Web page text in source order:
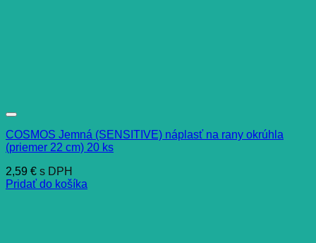
COSMOS Jemná (SENSITIVE) náplasť na rany okrúhla
(priemer 22 cm) 20 ks
2,59 € s DPH
Pridať do košíka